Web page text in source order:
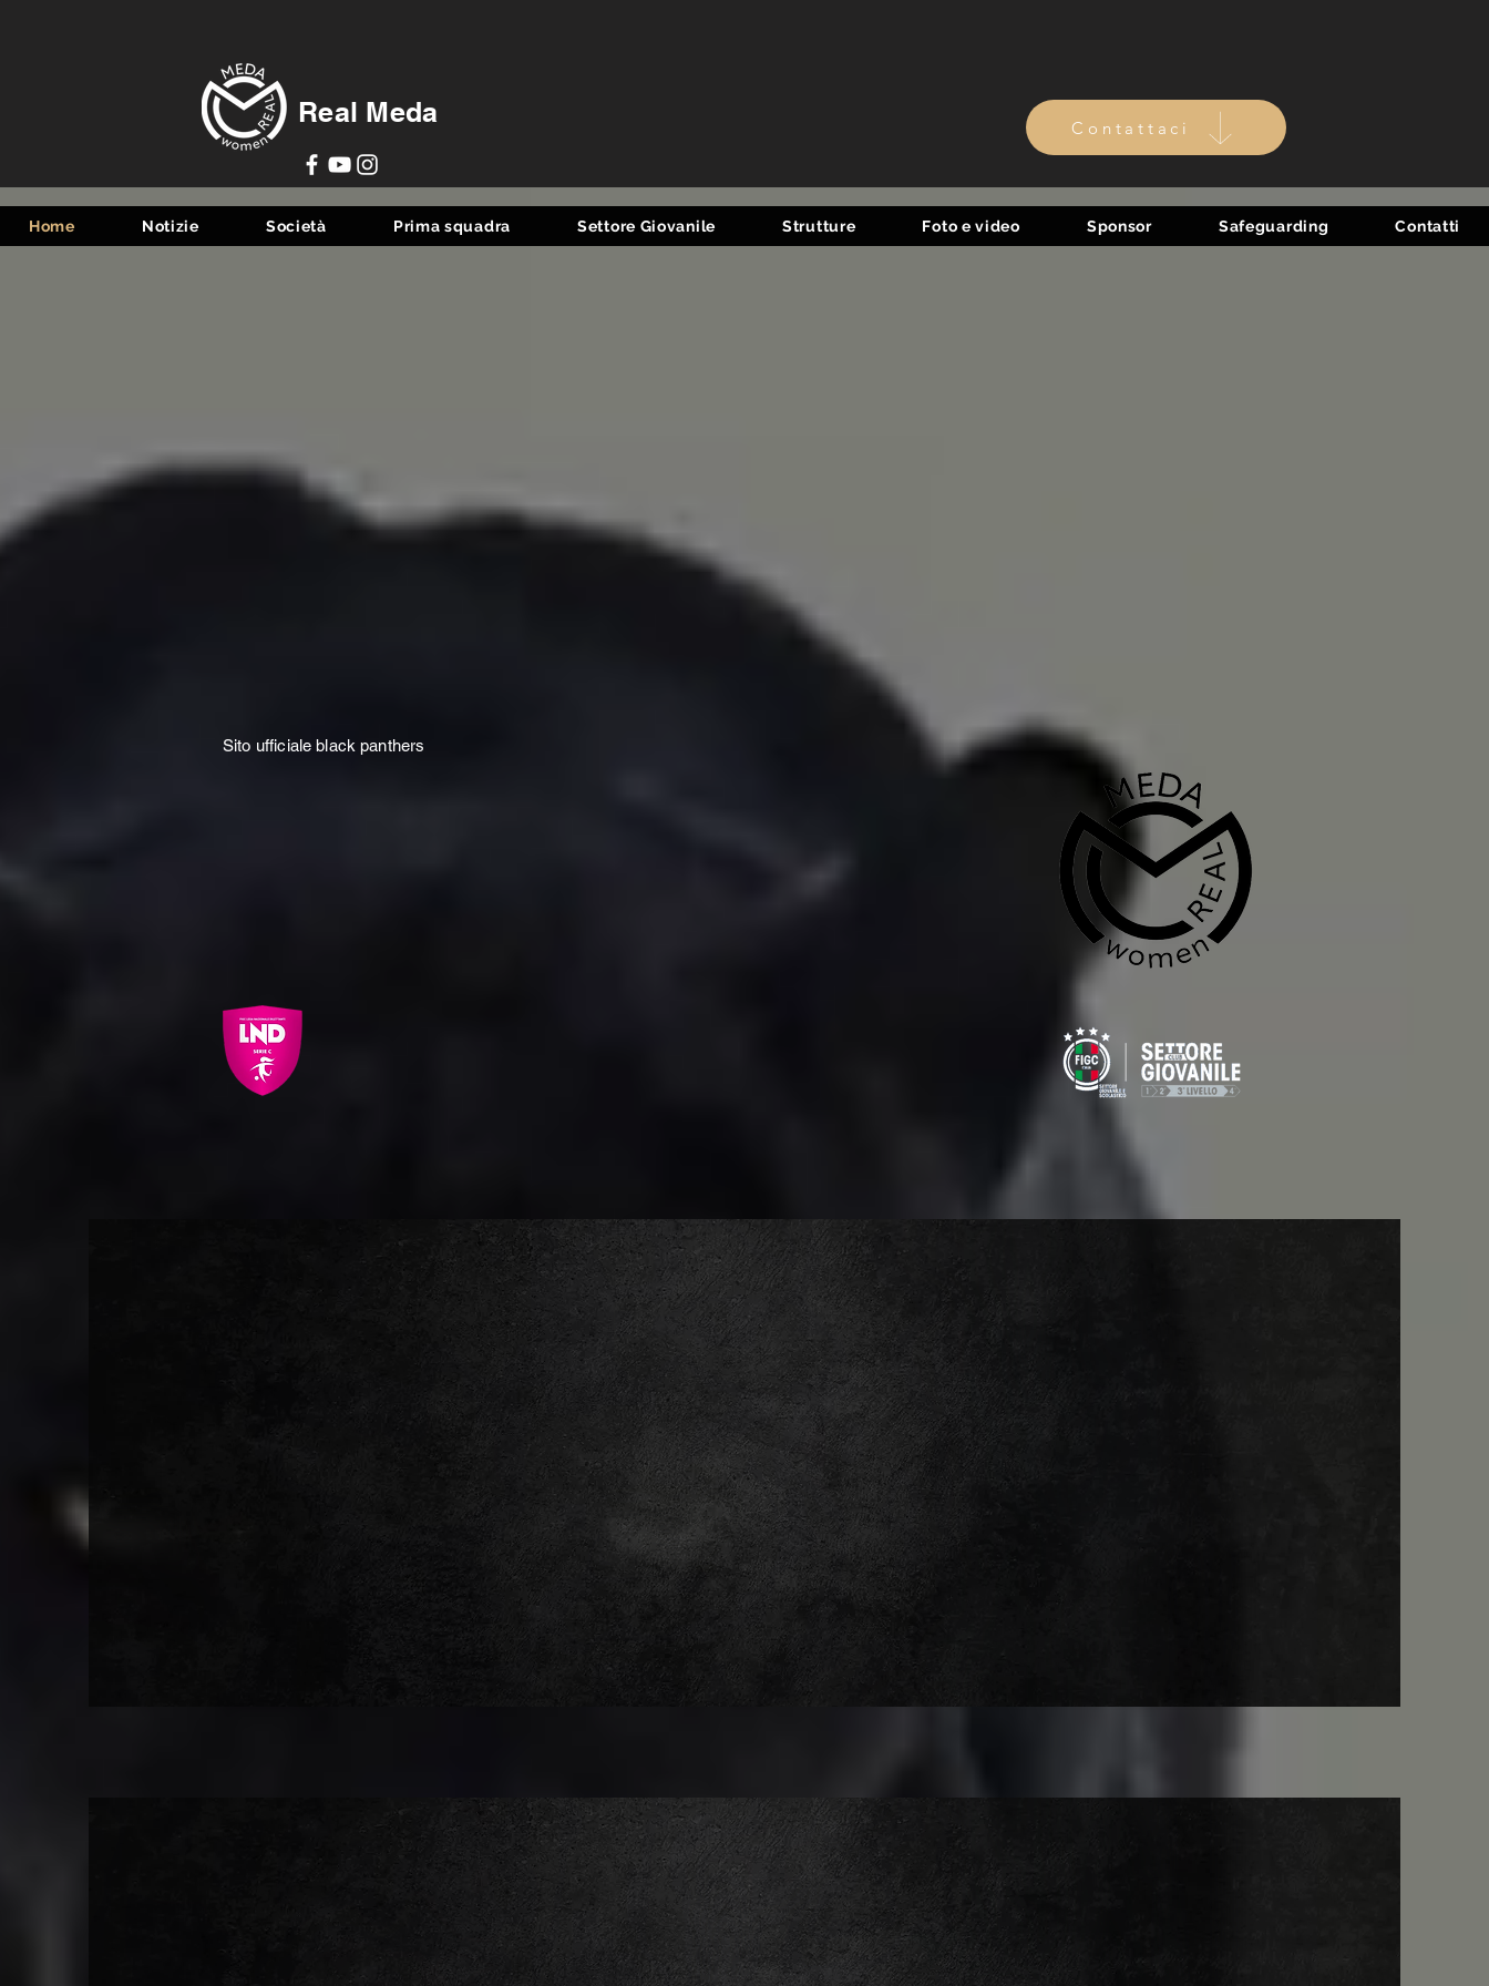
Real Meda Contattaci
Home Notizie Società Prima squadra Settore Giovanile Strutture Foto e video Sponsor Safeguarding Contatti
Sito ufficiale black panthers
FB.PINK